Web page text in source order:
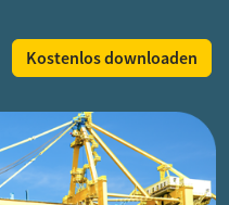
Kostenlos downloaden